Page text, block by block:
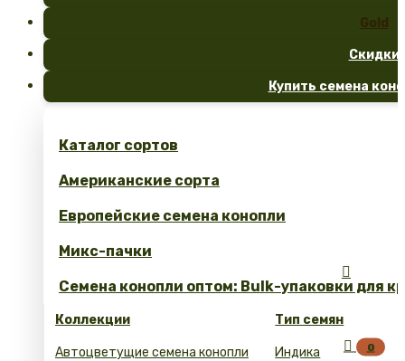
Gold
Скидки
Купить семена
Каталог сортов
Американские сорта
Европейские семена конопли
Микс-пачки
Семена конопли оптом: Bulk-упаковки для
Коллекции
Автоцветущие семена конопли
Тип семян
Индика

 0